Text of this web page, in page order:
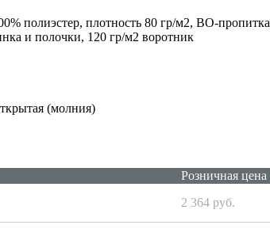
полиэстер, плотность 80 гр/м2, ВО-пропитка
и полочки, 120 гр/м2 воротник
(молния)
Розничная цена
2 364 руб.